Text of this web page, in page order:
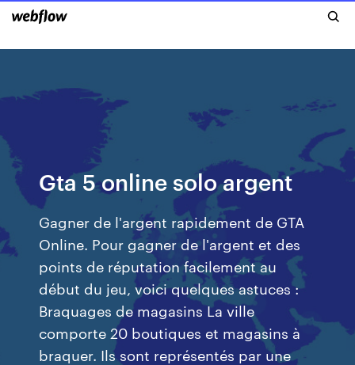
Gta 5 online solo argent
Gagner de l'argent rapidement de GTA
Online. Pour gagner de l'argent et des
points de réputation facilement au
début du jeu, voici quelques astuces :
Braquages de magasins La ville
comporte 20 boutiques et magasins à
braquer. Ils sont représentés par une